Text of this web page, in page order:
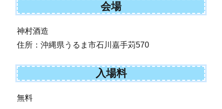
会場
神村酒造
住所：沖縄県うるま市石川嘉手苅570
入場料
無料